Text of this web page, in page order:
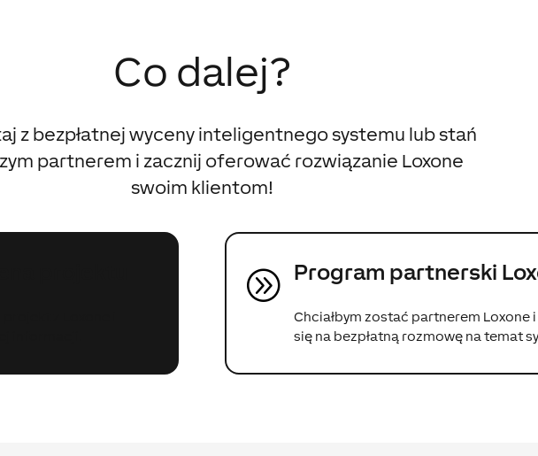
Co dalej?
z bezpłatnej wyceny inteligentnego systemu lub stań
partnerem i zacznij oferować rozwiązanie Loxone
swoim klientom!
A Program partnerski
Chciałbym zostać partnerem Loxone
się na bezpłatną rozmowę na temat